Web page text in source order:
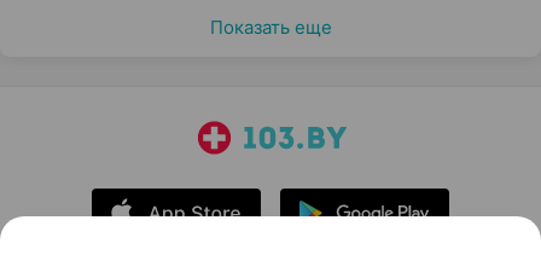
Показать еще